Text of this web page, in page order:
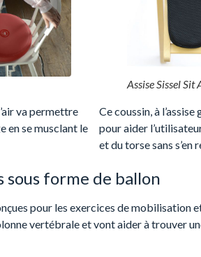
va permettre
en se musclant le
Assise Sissel Sit
Ce coussin, à
pour aider
et du torse sans s’en
sous forme de ballon
pour les exercices de mobilisation
vertébrale et vont aider à trouver